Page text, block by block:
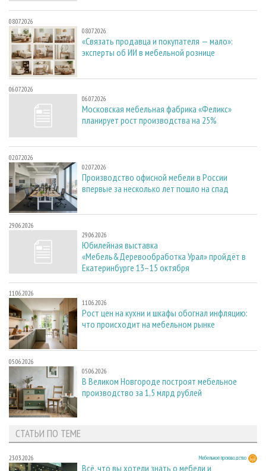
08.07.2026
08.07.2026
«Связать продавца и покупателя — мало»:
эксперты об ИИ в мебельной рознице
06.07.2026
06.07.2026
Московская мебельная фабрика «Феликс»
планирует рост производства на 25%
02.07.2026
02.07.2026
Производство офисной мебели в России
впервые за несколько лет пошло на спад
29.06.2026
29.06.2026
Юбилейная выставка
«Мебель&Деревообработка Урал» пройдёт в
Екатеринбурге 13–15 октября
11.06.2026
11.06.2026
Рост цен на кухни и шкафы обогнал инфляцию:
что происходит на мебельном рынке
05.06.2026
05.06.2026
В Великом Новгороде построят мебельное
производство за 1,5 млрд рублей
СТАТЬИ ПО ТЕМЕ
23.03.2026 Мебельное производство
Всё, что вы хотели знать о мебели и